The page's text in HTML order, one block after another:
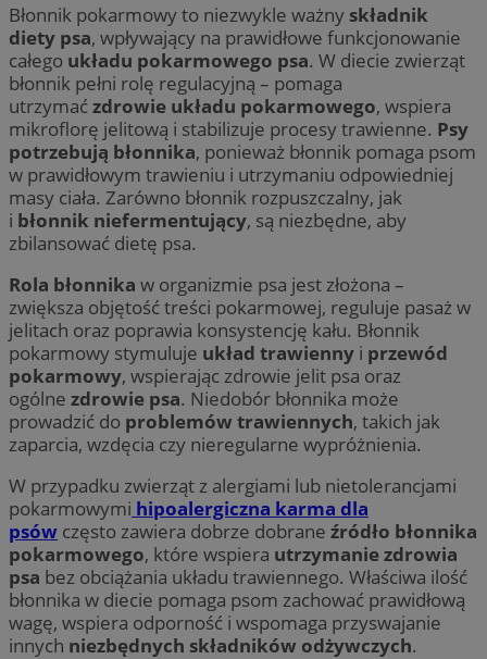
Błonnik pokarmowy to niezwykle ważny składnik
diety psa, wpływający na prawidłowe funkcjonowanie
całego układu pokarmowego psa. W diecie zwierząt
błonnik pełni rolę regulacyjną – pomaga
utrzymaćzdrowie układu pokarmowego, wspiera
mikroflorę jelitową i stabilizuje procesy trawienne. Psy
potrzebują błonnika, ponieważ błonnik pomaga psom
w prawidłowym trawieniu i utrzymaniu odpowiedniej
masy ciała. Zarówno błonnik rozpuszczalny, jak
i błonnik niefermentujący, są niezbędne, aby
zbilansować dietę psa.
Rola błonnika w organizmie psa jest złożona –
zwiększa objętość treści pokarmowej, reguluje pasaż w
jelitach oraz poprawia konsystencję kału. Błonnik
pokarmowy stymuluje układ trawienny i przewód
pokarmowy, wspierając zdrowie jelit psa oraz
ogólne zdrowie psa. Niedobór błonnika może
prowadzić do problemów trawiennych, takich jak
zaparcia, wzdęcia czy nieregularne wypróżnienia.
W przypadku zwierząt z alergiami lub nietolerancjami
pokarmowymi hipoalergiczna karma dla
psów często zawiera dobrze dobrane źródło błonnika
pokarmowego, które wspiera utrzymanie zdrowia
psa bez obciążania układu trawiennego. Właściwa ilość
błonnika w diecie pomaga psom zachować prawidłową
wagę, wspiera odporność i wspomaga przyswajanie
innych niezbędnych składników odżywczych.